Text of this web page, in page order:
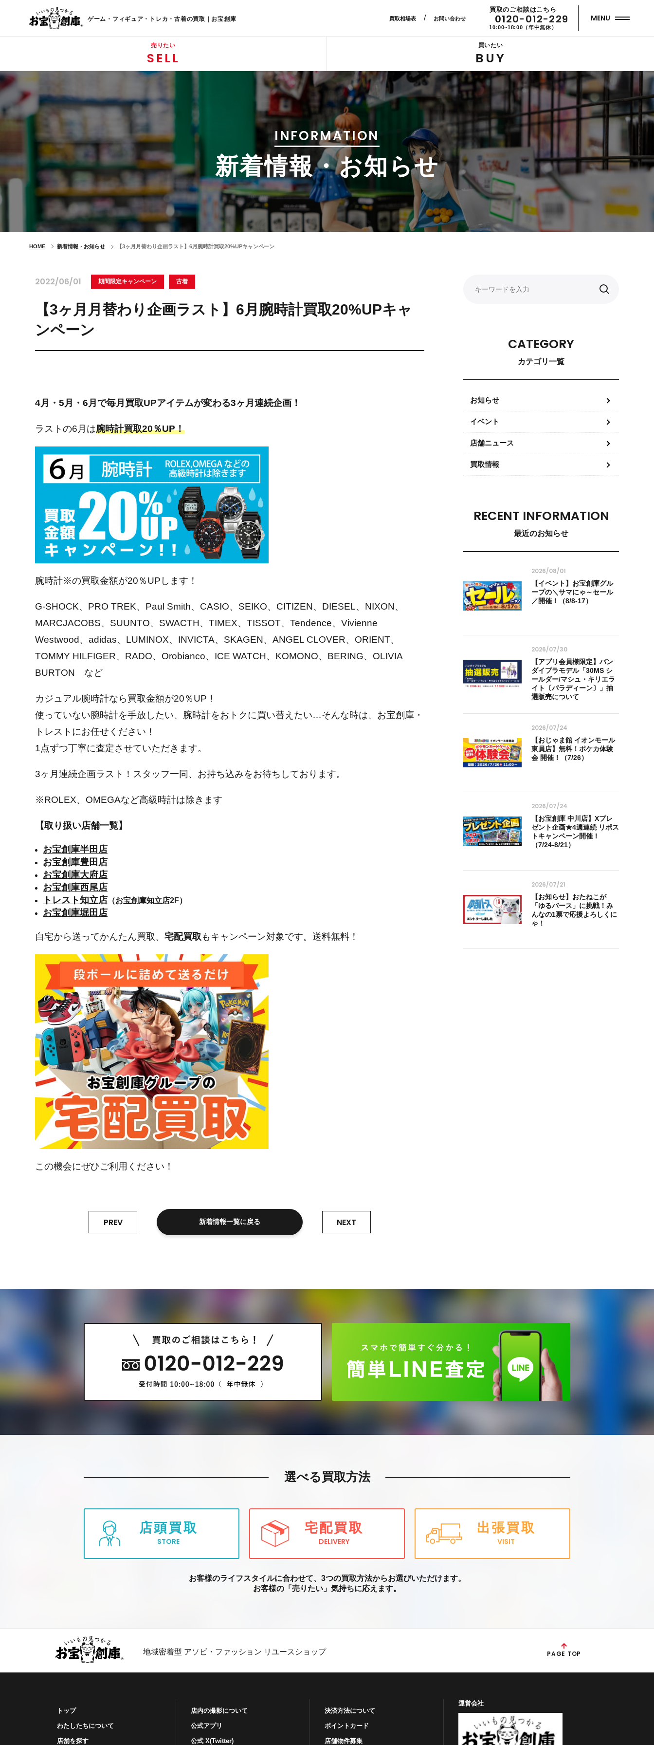
ゲーム・フィギュア・トレカ・古着の買取｜お宝創庫 買取相場表/ お問い合わせ
買取のご相談はこちら
0120-012-229
10:00~18:00（年中無休）
MENU
売りたい
SELL
買いたい
BUY
INFORMATION
新着情報・お知らせ
HOME 新着情報・お知らせ 【3ヶ月月替わり企画ラスト】6月腕時計買取20%UPキャンペーン
2022/06/01 期間限定キャンペーン 古着
【3ヶ月月替わり企画ラスト】6月腕時計買取20%UPキャ
ンペーン
4月・5月・6月で毎月買取UPアイテムが変わる3ヶ月連続企画！
ラストの6月は腕時計買取20％UP！
腕時計※の買取金額が20％UPします！
G-SHOCK、PRO TREK、Paul Smith、CASIO、SEIKO、CITIZEN、DIESEL、NIXON、
MARCJACOBS、SUUNTO、SWACTH、TIMEX、TISSOT、Tendence、Vivienne
Westwood、adidas、LUMINOX、INVICTA、SKAGEN、ANGEL CLOVER、ORIENT、
TOMMY HILFIGER、RADO、Orobianco、ICE WATCH、KOMONO、BERING、OLIVIA
BURTON など
カジュアル腕時計なら買取金額が20％UP！
使っていない腕時計を手放したい、腕時計をおトクに買い替えたい…そんな時は、お宝創庫・
トレストにお任せください！
1点ずつ丁寧に査定させていただきます。
3ヶ月連続企画ラスト！スタッフ一同、お持ち込みをお待ちしております。
※ROLEX、OMEGAなど高級時計は除きます
【取り扱い店舗一覧】
お宝創庫半田店
お宝創庫豊田店
お宝創庫大府店
お宝創庫西尾店
トレスト知立店 （お宝創庫知立店2F）
お宝創庫堀田店
自宅から送ってかんたん買取、 宅配買取 もキャンペーン対象です。送料無料！
この機会にぜひご利用ください！
PREV 新着情報一覧に戻る NEXT
CATEGORY
カテゴリ一覧
お知らせ
イベント
店舗ニュース
買取情報
RECENT INFORMATION
最近のお知らせ
2026/08/01
【イベント】お宝創庫グル
ープの＼サマにゃ～セール
／開催！（8/8-17）
2026/07/30
【アプリ会員様限定】バン
ダイプラモデル「30MS シ
ールダー/マシュ・キリエラ
イト〔パラディーン〕」抽
選販売について
2026/07/24
【おじゃま館 イオンモール
東員店】無料！ポケカ体験
会 開催！（7/26）
2026/07/24
【お宝創庫 中川店】Xプレ
ゼント企画★4週連続 リポス
トキャンペーン開催！
（7/24-8/21）
2026/07/21
【お知らせ】おたねこが
「ゆるバース」に挑戦！み
んなの1票で応援よろしくに
ゃ！
選べる買取方法
店頭買取
STORE
宅配買取
DELIVERY
出張買取
VISIT
お客様のライフスタイルに合わせて、3つの買取方法からお選びいただけます。
お客様の「売りたい」気持ちに応えます。
地域密着型 アソビ・ファッション リユースショップ PAGE TOP
トップ
わたしたちについて
店舗を探す
店内の撮影について
公式アプリ
公式 X(Twitter)
決済方法について
ポイントカード
店舗物件募集
運営会社